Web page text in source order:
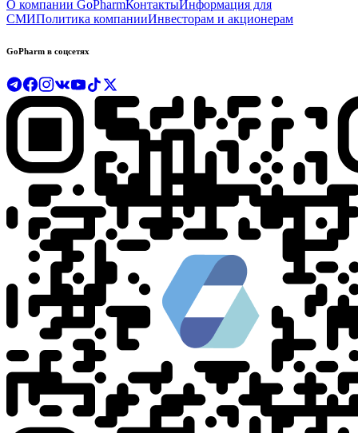
О компании GoPharmКонтактыИнформация для
СМИПолитика компанииИнвесторам и акционерам
GoPharm в соцсетях